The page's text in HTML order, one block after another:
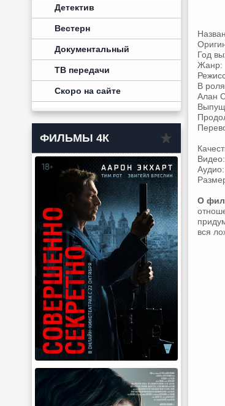
Детектив
Вестерн
Документальный
ТВ передачи
Скоро на сайте
ФИЛЬМЫ 4К
Год
Жанр:
В
Алан
О
вся